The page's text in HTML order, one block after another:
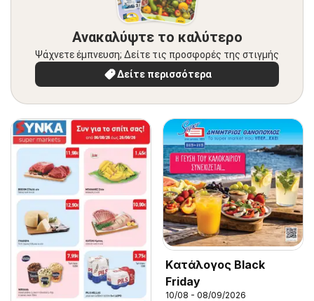
Ανακαλύψτε το καλύτερο
Ψάχνετε έμπνευση; Δείτε τις προσφορές της στιγμής
Δείτε περισσότερα
Kατάλογος Black
Friday
10/08 - 08/09/2026